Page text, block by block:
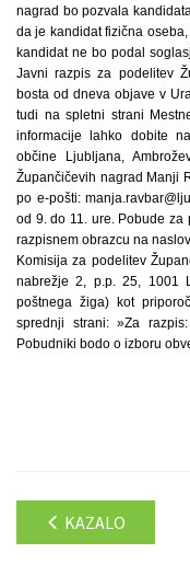
nagrad bo pozvala
da je kandidat fizična
kandidat ne bo podal
Javni razpis za podelitev
bosta od dneva objave v
tudi na spletni strani
informacije lahko dobite
občine Ljub­ljana,
Župančičevih nagrad Manji
po e-pošti:
od 9. do 11. ure. Pobude
razpisnem obrazcu na
Komisija za podelitev
nabrežje 2, p.p. 25, 1001
poštnega žiga) kot
sprednji strani: »Za
Pobudniki bodo o izboru
KAZALO